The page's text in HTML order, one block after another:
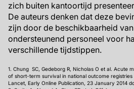
zich buiten kantoortijd
De auteurs denken dat deze
zijn door de beschikbaarheid
ondersteunend personeel voor
verschillende tijdstippen.
1. Chung SC, Gedeborg R, Nicholas O et al. Acute
of short-term survival in national outcome registries
Lancet, Early Online Publication, 23 January 2014